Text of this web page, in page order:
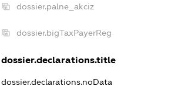
dossier.palne_akciz
dossier.bigTaxPayerReg
dossier.declarations.title
dossier.declarations.noData